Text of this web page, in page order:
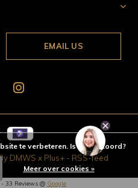
EMAIL US
DMWS x Plus+ - RSS-feed
- 33 Reviews @ Google
te verbeteren. Is dat akkoord?
Meer over cookies »